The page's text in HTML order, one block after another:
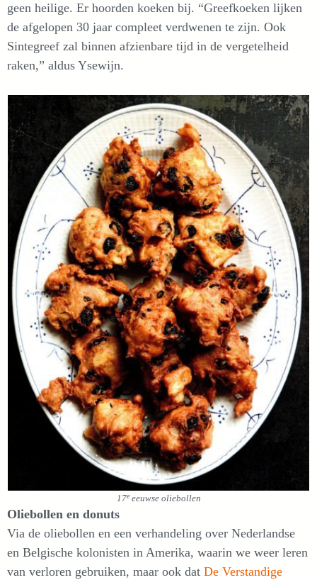
geen heilige. Er hoorden koeken bij. “Greefkoeken lijken
de afgelopen 30 jaar compleet verdwenen te zijn. Ook
Sintegreef zal binnen afzienbare tijd in de vergetelheid
raken,” aldus Ysewijn.
17eeeuwse oliebollen
Oliebollen en donuts
Via de oliebollen en een verhandeling over Nederlandse
en Belgische kolonisten in Amerika, waarin we weer leren
van verloren gebruiken, maar ook dat De Verstandige